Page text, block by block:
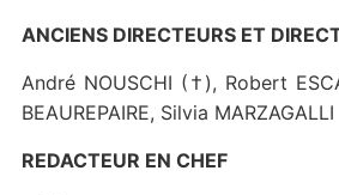
ANCIENS DIRECTEURS ET
André NOUSCHI (†), Robert
BEAUREPAIRE, Silvia MARZAGALLI
REDACTEUR EN CHEF